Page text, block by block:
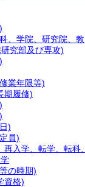
、学院、研究院、教
究部及び専攻)
業年限等)
期履修)
)
員)
再入学、転学、転科、
の時期)
資格)